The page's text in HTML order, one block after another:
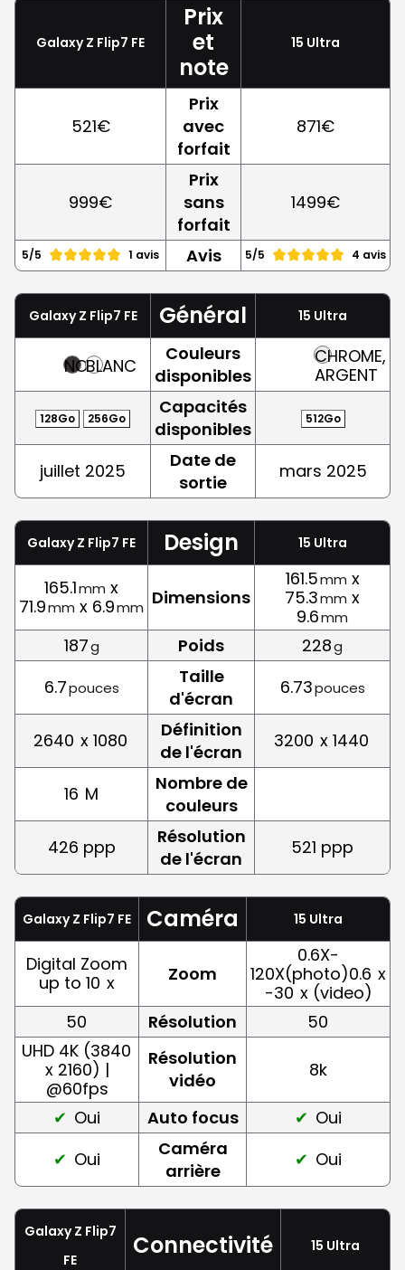
Galaxy Z Flip7 FE
Prix
et
note
15 Ultra
521€
Prix
avec
forfait
871€
999€
Prix
sans
forfait
1499€
5/5 1 avis Avis 5/5 4 avis
Galaxy Z Flip7 FE Général 15 Ultra
NOIRBLANC
Couleurs
disponibles
CHROME,
ARGENT
128Go 256Go
Capacités
disponibles
512Go
juillet 2025
Date de
sortie
mars 2025
Galaxy Z Flip7 FE Design 15 Ultra
165.1mm x
71.9mm x 6.9mm Dimensions
161.5mm x
75.3mm x
9.6mm
187g Poids 228g
6.7pouces
Taille
d'écran
6.73pouces
2640 x 1080
Définition
de l'écran
3200 x 1440
16 M
Nombre de
couleurs
426 ppp
Résolution
de l'écran
521 ppp
Galaxy Z Flip7 FE Caméra 15 Ultra
Digital Zoom
up to 10 x Zoom
0.6X-
120X(photo)0.6 x
-30 x (video)
50
Résolution
50
UHD 4K (3840
x 2160) |
@60fps
Résolution
vidéo
8k
Oui Auto focus
Oui
Oui
Caméra
arrière
Oui
Galaxy Z Flip7
FE
Connectivité 15 Ultra